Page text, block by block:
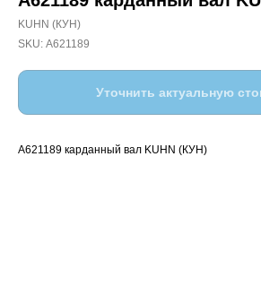
KUHN (КУН)
SKU: А621189
Уточнить актуальную
А621189 карданный вал KUHN (КУН)